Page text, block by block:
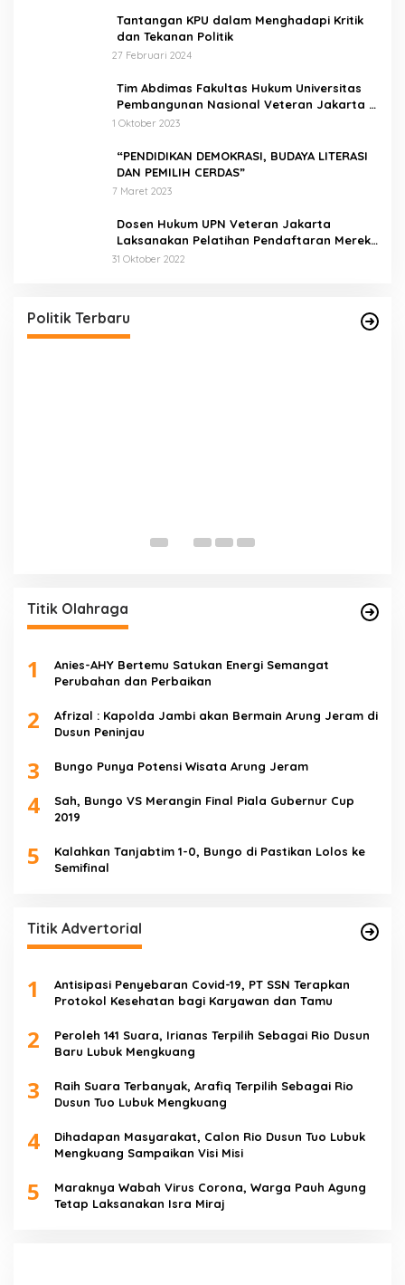
Tantangan KPU dalam Menghadapi Kritik
dan Tekanan Politik
27 Februari 2024
Tim Abdimas Fakultas Hukum Universitas
Pembangunan Nasional Veteran Jakarta
Melakukan Pendampingan dan
1 Oktober 2023
“PENDIDIKAN DEMOKRASI, BUDAYA LITERASI
DAN PEMILIH CERDAS”
7 Maret 2023
Dosen Hukum UPN Veteran Jakarta
Laksanakan Pelatihan Pendaftaran Merek
di Desa Jatisura Kabupaten Indramayu
31 Oktober 2022
Politik Terbaru
Di Politik, Titik Kota Jambi
Titik Olahraga
1
Anies-AHY Bertemu Satukan Energi Semangat
Perubahan dan Perbaikan
2
Afrizal : Kapolda Jambi akan Bermain Arung Jeram di
Dusun Peninjau
3 Bungo Punya Potensi Wisata Arung Jeram
4
Sah, Bungo VS Merangin Final Piala Gubernur Cup
2019
5
Kalahkan Tanjabtim 1-0, Bungo di Pastikan Lolos ke
Semifinal
Titik Advertorial
1
Antisipasi Penyebaran Covid-19, PT SSN Terapkan
Protokol Kesehatan bagi Karyawan dan Tamu
2
Peroleh 141 Suara, Irianas Terpilih Sebagai Rio Dusun
Baru Lubuk Mengkuang
3
Raih Suara Terbanyak, Arafiq Terpilih Sebagai Rio
Dusun Tuo Lubuk Mengkuang
4
Dihadapan Masyarakat, Calon Rio Dusun Tuo Lubuk
Mengkuang Sampaikan Visi Misi
5
Maraknya Wabah Virus Corona, Warga Pauh Agung
Tetap Laksanakan Isra Miraj